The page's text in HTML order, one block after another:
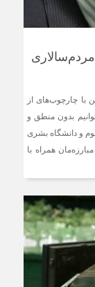
با چارچوب‌های از
بدون منطق و
و دانشگاه بشری
همراه با